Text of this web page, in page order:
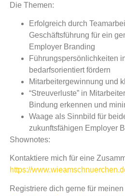
Die Themen:
Erfolgreich durch
Geschäftsführung für ein
Employer Branding
Führungspersönlichkeiten
bedarfsorientiert fördern
Mitarbeitergewinnung und
“Streuverluste” in
Bindung erkennen und
Waage als Sinnbild für
zukunftsfähigen Employer
Shownotes:
Kontaktiere mich für eine
https://
Registriere dich gerne für